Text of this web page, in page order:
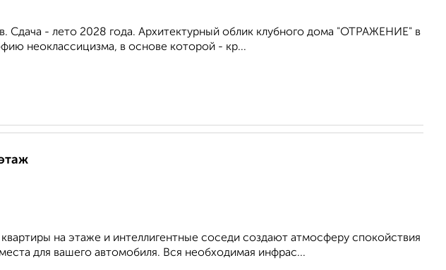
Сдача - лето 2028 года. Архитектурный облик клубного дома "ОТРАЖЕНИЕ" в
неоклассицизма, в основе которой - кр...
на этаже и интеллигентные соседи создают атмосферу спокойствия
для вашего автомобиля. Вся необходимая инфрас...